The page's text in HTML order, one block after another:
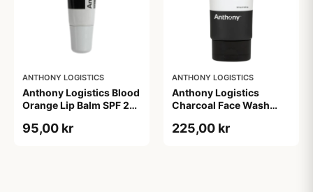
ANTHONY LOGISTICS
Anthony Logistics Blood
Orange Lip Balm SPF 25
95,00 kr
ANTHONY LOGISTICS
Anthony Logistics
Charcoal Face Wash
225,00 kr